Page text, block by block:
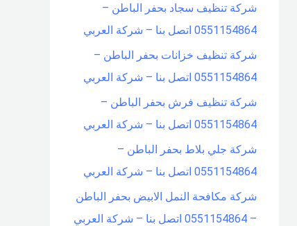
شركة تنظيف سجاد بحفر الباطن –
0551154864 اتصل بنا – شركة العربي
شركة تنظيف خزانات بحفر الباطن –
0551154864 اتصل بنا – شركة العربي
شركة تنظيف فرش بحفر الباطن –
0551154864 اتصل بنا – شركة العربي
شركة جلي بلاط بحفر الباطن –
0551154864 اتصل بنا – شركة العربي
شركة مكافحة النمل الابيض بحفر الباطن
– 0551154864 اتصل بنا – شركة العربي